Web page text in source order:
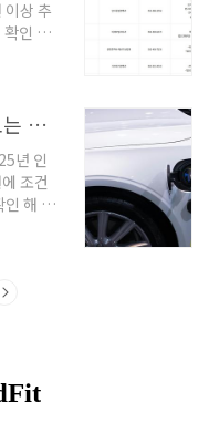
상 추
확인 꿀
확
금 개
절차5.
대수
약8.
처 안
역시
대
인천 전기차 보조금, 손해 안보는 방법 총정리
년 인
조건
해 보
기차
합)
인
요. 이
해 보